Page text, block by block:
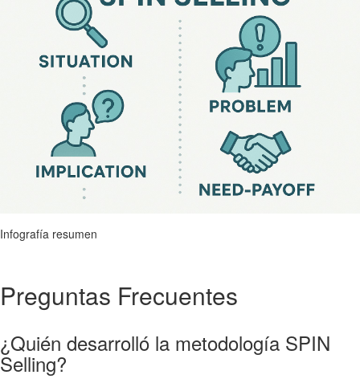
Infografía resumen
Preguntas Frecuentes
¿Quién desarrolló la metodología SPIN
Selling?